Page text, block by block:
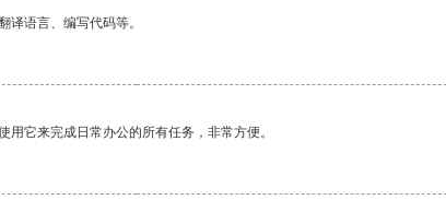
语言、编写代码等。
它来完成日常办公的所有任务，非常方便。